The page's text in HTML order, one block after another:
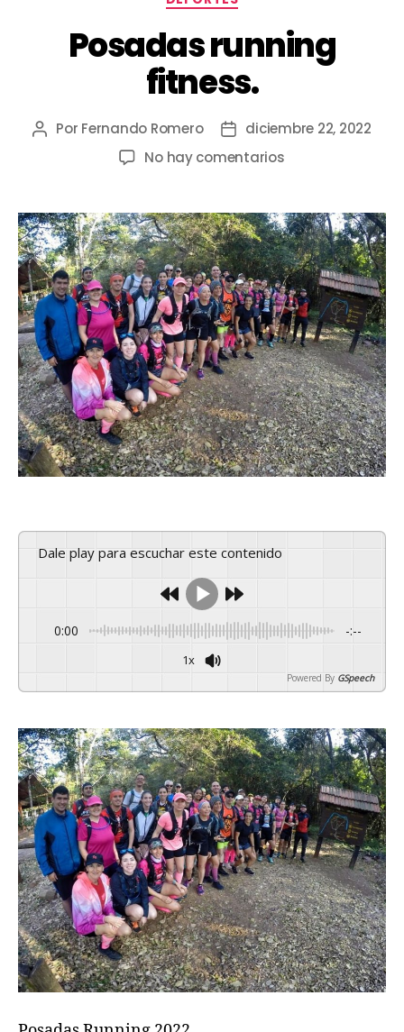
Posadas running
fitness.
Por Fernando Romero
diciembre 22, 2022
No hay comentarios
Dale play para escuchar este contenido
0:00 -:--
1x
Powered By GSpeech